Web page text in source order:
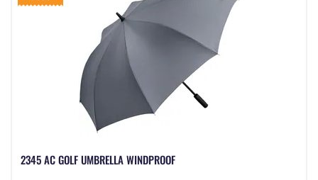
2345 AC GOLF UMBRELLA WINDPROOF